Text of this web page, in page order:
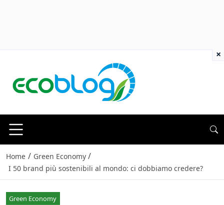
Home / Green Economy /
I 50 brand più sostenibili al mondo: ci dobbiamo credere?
Green Economy
×